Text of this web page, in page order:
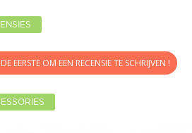
EERSTE OM EEN RECENSIE TE SCHRIJVEN !